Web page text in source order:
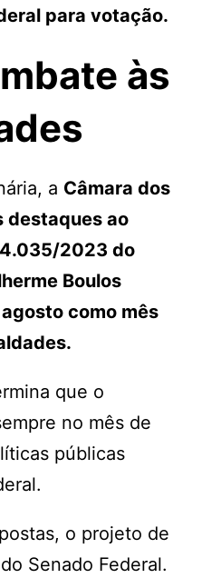
para votação.
às
a Câmara dos
destaques ao
4.035/2023 do
Boulos
como mês
que o
no mês de
públicas
o projeto de
Senado Federal.